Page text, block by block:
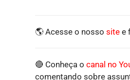
🌎 Acesse o nosso site e
🔴 Conheça o canal no
comentando sobre